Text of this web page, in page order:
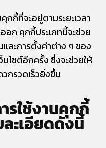
คุกกี้ที่จะอยู่ตามระยะเวลา
ก คุกกี้ประเภทนี้จะช่วย
ละการตั้งค่าต่าง ๆ ของ
บไซต์อีกครั้ง ซึ่งจะช่วยให้
วกรวดเร็วยิ่งขึ้น
รใช้งานคุกกี้
ะเอียดดังนี้